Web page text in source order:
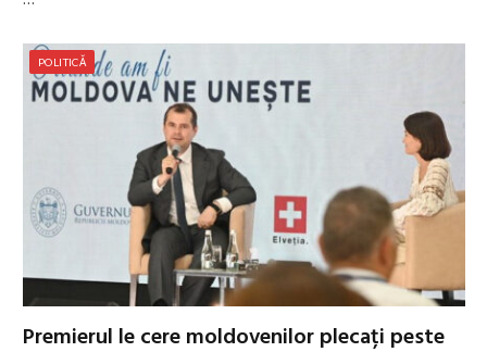
POLITICĂ
Premierul le cere moldovenilor plecați peste